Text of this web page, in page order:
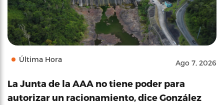
Última Hora Ago 7, 2026
La Junta de la AAA no tiene poder para
autorizar un racionamiento, dice González